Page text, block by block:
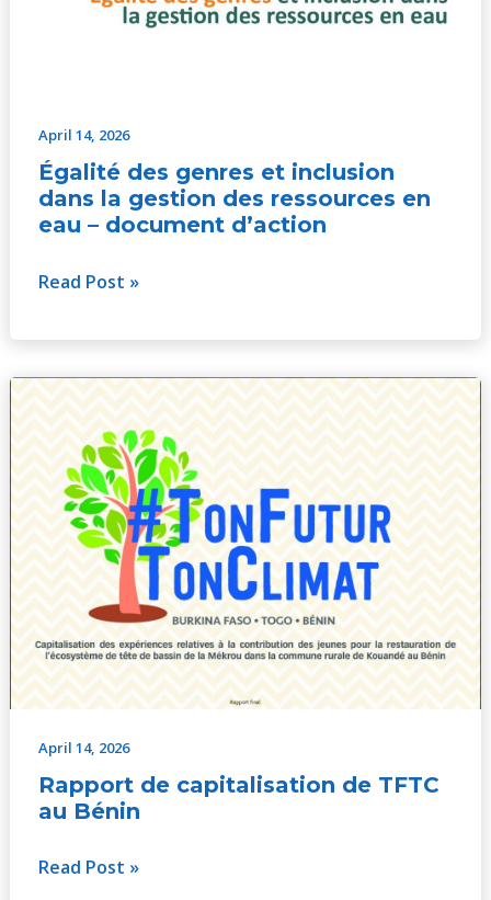
April 14, 2026
Égalité des genres et inclusion
dans la gestion des ressources en
eau – document d’action
Read Post »
April 14, 2026
Rapport de capitalisation de TFTC
au Bénin
Rapport
de
capitalisation
de
TFTC
au
Bénin
Read Post »